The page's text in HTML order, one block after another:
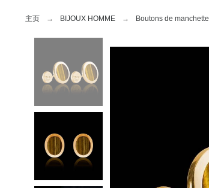
主页 BIJOUX HOMME Boutons de manchette